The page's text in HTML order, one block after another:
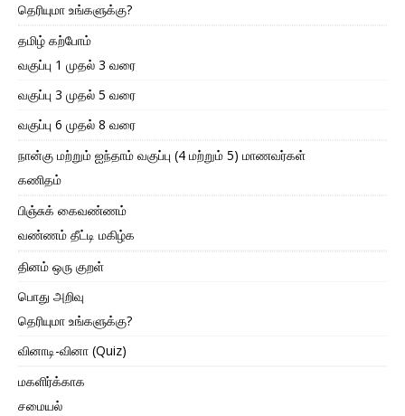
தெரியுமா உங்களுக்கு?
தமிழ் கற்போம்
வகுப்பு 1 முதல் 3 வரை
வகுப்பு 3 முதல் 5 வரை
வகுப்பு 6 முதல் 8 வரை
நான்கு மற்றும் ஐந்தாம் வகுப்பு (4 மற்றும் 5) மாணவர்கள்
கணிதம்
பிஞ்சுக் கைவண்ணம்
வண்ணம் தீட்டி மகிழ்க
தினம் ஒரு குறள்
பொது அறிவு
தெரியுமா உங்களுக்கு?
வினாடி-வினா (Quiz)
மகளிர்க்காக
சமையல்